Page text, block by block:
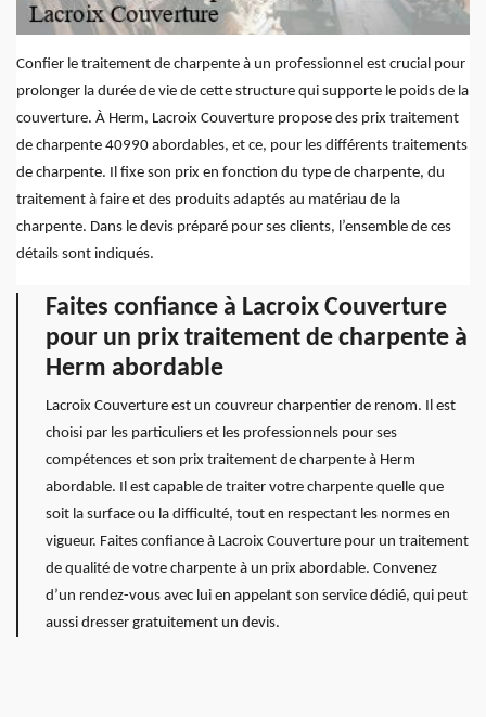
Confier le traitement de charpente à un professionnel est crucial pour
prolonger la durée de vie de cette structure qui supporte le poids de la
couverture. À Herm, Lacroix Couverture propose des prix traitement
de charpente 40990 abordables, et ce, pour les différents traitements
de charpente. Il fixe son prix en fonction du type de charpente, du
traitement à faire et des produits adaptés au matériau de la
charpente. Dans le devis préparé pour ses clients, l’ensemble de ces
détails sont indiqués.
Faites confiance à Lacroix Couverture
pour un prix traitement de charpente à
Herm abordable
Lacroix Couverture est un couvreur charpentier de renom. Il est
choisi par les particuliers et les professionnels pour ses
compétences et son prix traitement de charpente à Herm
abordable. Il est capable de traiter votre charpente quelle que
soit la surface ou la difficulté, tout en respectant les normes en
vigueur. Faites confiance à Lacroix Couverture pour un traitement
de qualité de votre charpente à un prix abordable. Convenez
d’un rendez-vous avec lui en appelant son service dédié, qui peut
aussi dresser gratuitement un devis.